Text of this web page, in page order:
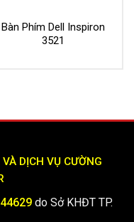
Bàn Phím Dell Inspiron
3521
DỊCH VỤ CƯỜNG
do Sở KHĐT TP.